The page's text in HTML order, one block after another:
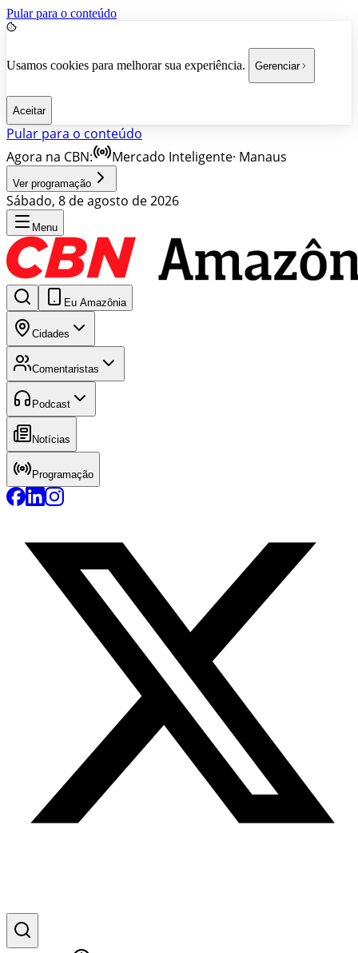
Pular para o conteúdo
Usamos cookies para melhorar sua experiência. Gerenciar
Aceitar
Pular para o conteúdo
Agora na CBN:
Mercado Inteligente· Manaus
Ver programação
Sábado, 8 de agosto de 2026
Menu
Eu Amazônia
Cidades
Comentaristas
Podcast
Notícias
Programação